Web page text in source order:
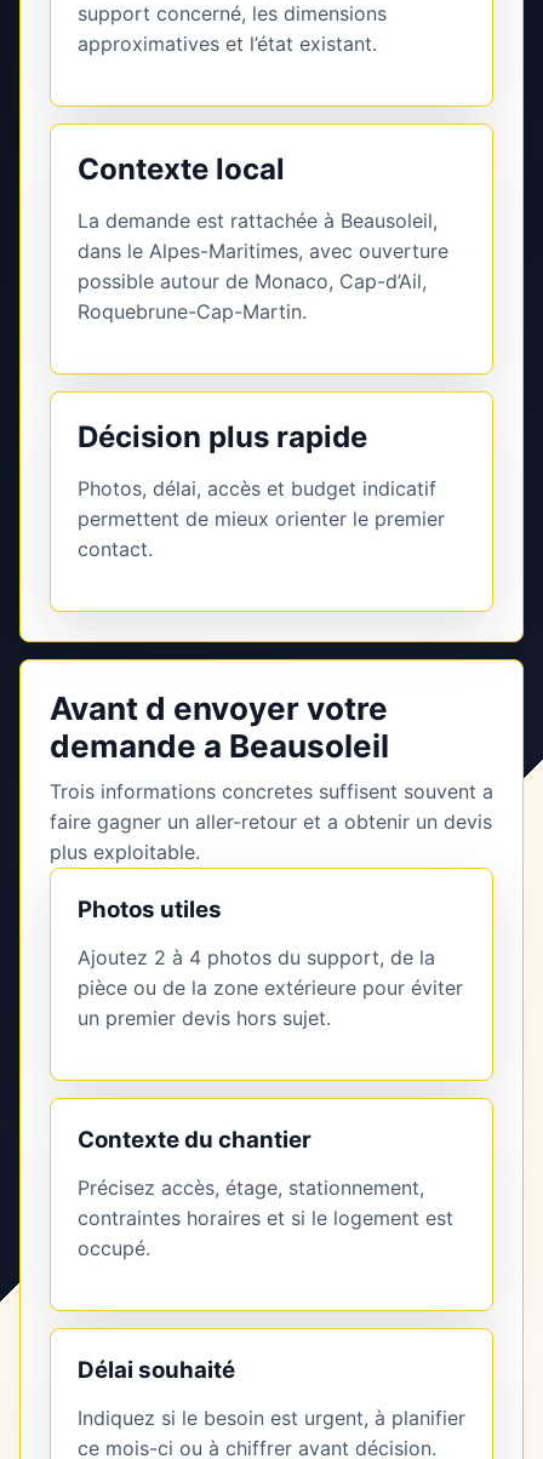
support concerné, les dimensions
approximatives et l’état existant.
Contexte local
La demande est rattachée à Beausoleil,
dans le Alpes-Maritimes, avec ouverture
possible autour de Monaco, Cap-d’Ail,
Roquebrune-Cap-Martin.
Décision plus rapide
Photos, délai, accès et budget indicatif
permettent de mieux orienter le premier
contact.
Avant d envoyer votre
demande a Beausoleil
Trois informations concretes suffisent souvent a
faire gagner un aller-retour et a obtenir un devis
plus exploitable.
Photos utiles
Ajoutez 2 à 4 photos du support, de la
pièce ou de la zone extérieure pour éviter
un premier devis hors sujet.
Contexte du chantier
Précisez accès, étage, stationnement,
contraintes horaires et si le logement est
occupé.
Délai souhaité
Indiquez si le besoin est urgent, à planifier
ce mois-ci ou à chiffrer avant décision.